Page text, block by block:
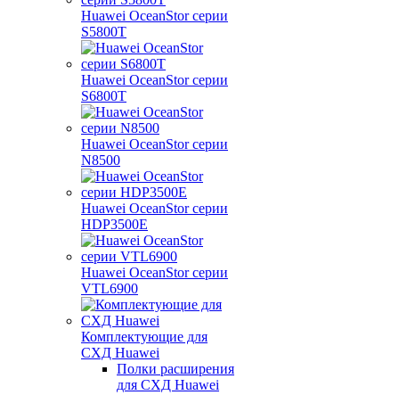
Huawei OceanStor серии
S5800T
Huawei OceanStor серии
S6800T
Huawei OceanStor серии
N8500
Huawei OceanStor серии
HDP3500E
Huawei OceanStor серии
VTL6900
Комплектующие для
СХД Huawei
Полки расширения
для СХД Huawei